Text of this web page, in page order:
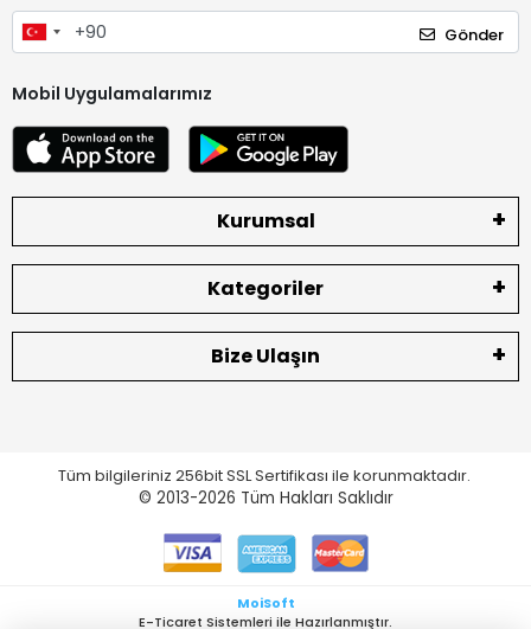
Gönder
Mobil Uygulamalarımız
Kurumsal
Kategoriler
Bize Ulaşın
Tüm bilgileriniz 256bit SSL Sertifikası ile korunmaktadır.
© 2013-2026 Tüm Hakları Saklıdır
MoiSoft
E-Ticaret Sistemleri ile Hazırlanmıştır.